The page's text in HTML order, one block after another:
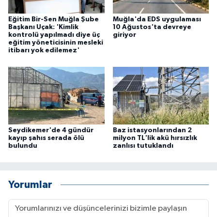
Eğitim Bir-Sen Muğla Şube
Başkanı Uçak: 'Kimlik
kontrolü yapılmadı diye üç
eğitim yöneticisinin mesleki
itibarı yok edilemez'
Muğla'da EDS uygulaması
10 Ağustos'ta devreye
giriyor
Seydikemer'de 4 gündür
kayıp şahıs serada ölü
bulundu
Baz istasyonlarından 2
milyon TL'lik akü hırsızlık
zanlısı tutuklandı
Yorumlar
ÜLKE GÜNDEMİ
YAŞAM
Yerel Haberler